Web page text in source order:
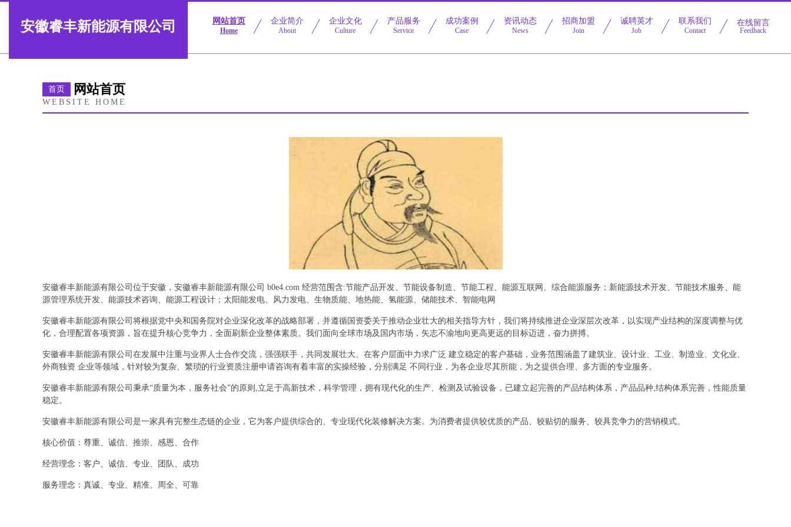
安徽睿丰新能源有限公司 网站首页
Home
企业简介
About
企业文化
Culture
产品服务
Service
成功案例
Case
资讯动态
News
招商加盟
Join
诚聘英才
Job
联系我们
Contact
在线留言
Feedback
首页 网站首页
WEBSITE HOME
安徽睿丰新能源有限公司位于安徽，安徽睿丰新能源有限公司 b0e4.com 经营范围含:节能产品开发、节能设备制造、节能工程、能源互联网、综合能源服务；新能源技术开发、节能技术服务、能
源管理系统开发、能源技术咨询、能源工程设计；太阳能发电、风力发电、生物质能、地热能、氢能源、储能技术、智能电网
安徽睿丰新能源有限公司将根据党中央和国务院对企业深化改革的战略部署，并遵循国资委关于推动企业壮大的相关指导方针，我们将持续推进企业深层次改革，以实现产业结构的深度调整与优
化，合理配置各项资源，旨在提升核心竞争力，全面刷新企业整体素质。我们面向全球市场及国内市场，矢志不渝地向更高更远的目标迈进，奋力拼搏。
安徽睿丰新能源有限公司在发展中注重与业界人士合作交流，强强联手，共同发展壮大。在客户层面中力求广泛 建立稳定的客户基础，业务范围涵盖了建筑业、设计业、工业、制造业、文化业、
外商独资 企业等领域，针对较为复杂、繁琐的行业资质注册申请咨询有着丰富的实操经验，分别满足 不同行业，为各企业尽其所能，为之提供合理、多方面的专业服务。
安徽睿丰新能源有限公司秉承“质量为本，服务社会”的原则,立足于高新技术，科学管理，拥有现代化的生产、检测及试验设备，已建立起完善的产品结构体系，产品品种,结构体系完善，性能质量
稳定。
安徽睿丰新能源有限公司是一家具有完整生态链的企业，它为客户提供综合的、专业现代化装修解决方案。为消费者提供较优质的产品、较贴切的服务、较具竞争力的营销模式。
核心价值：尊重、诚信、推崇、感恩、合作
经营理念：客户、诚信、专业、团队、成功
服务理念：真诚、专业、精准、周全、可靠